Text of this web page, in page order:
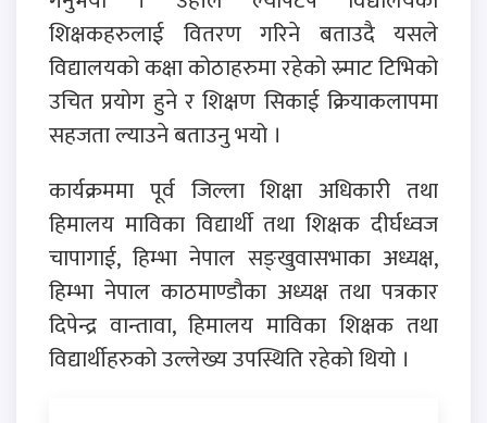
शिक्षकहरुलाई वितरण गरिने बताउदै यसले
विद्यालयको कक्षा कोठाहरुमा रहेको स्र्माट टिभिको
उचित प्रयोग हुने र शिक्षण सिकाई क्रियाकलापमा
सहजता ल्याउने बताउनु भयो ।
कार्यक्रममा पूर्व जिल्ला शिक्षा अधिकारी तथा
हिमालय माविका विद्यार्थी तथा शिक्षक दीर्घध्वज
चापागाई, हिम्भा नेपाल सङ्खुवासभाका अध्यक्ष,
हिम्भा नेपाल काठमाण्डौका अध्यक्ष तथा पत्रकार
दिपेन्द्र वान्तावा, हिमालय माविका शिक्षक तथा
विद्यार्थीहरुको उल्लेख्य उपस्थिति रहेको थियो ।